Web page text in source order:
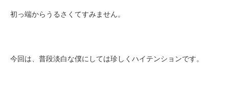
初っ端からうるさくてすみません。
今回は、普段淡白な僕にしては珍しくハイテンションです。